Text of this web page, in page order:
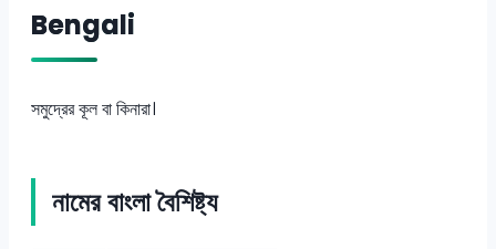
Bengali
সমুদ্রের কূল বা কিনারা।
নামের বাংলা বৈশিষ্ট্য